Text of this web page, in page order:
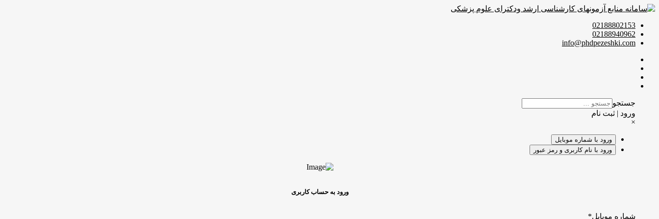
02188802153
02188940962
info@phdpezeshki.com
جستجو
ورود | ثبت نام
×
ورود با شماره موبایل
ورود با نام کاربری و رمز عبور
ورود به حساب کاربری
شماره موبایل*